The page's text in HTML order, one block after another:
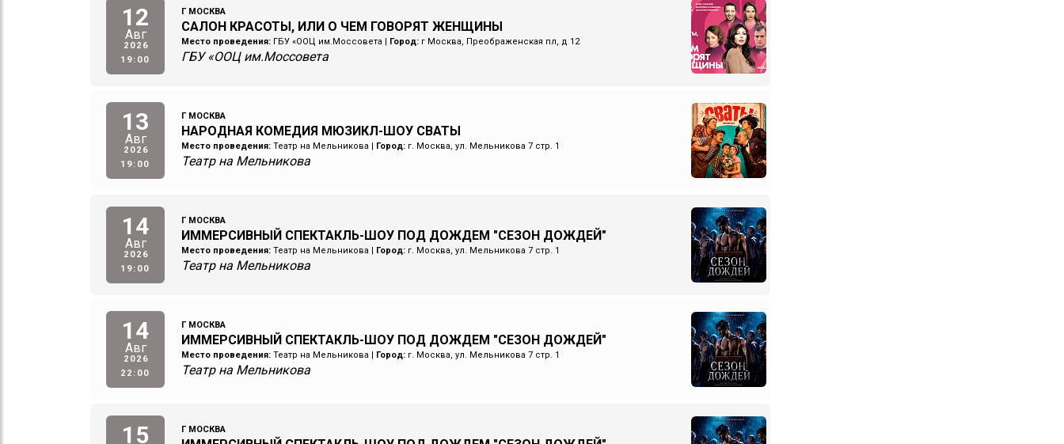
12
Авг
2026
19:00
Г МОСКВА
САЛОН КРАСОТЫ, ИЛИ О ЧЕМ ГОВОРЯТ ЖЕНЩИНЫ
Место проведения:ГБУ «ООЦ им.Моссовета | Город:г Москва, Преображенская пл, д 12
ГБУ «ООЦ им.Моссовета
13
Авг
2026
19:00
Г МОСКВА
НАРОДНАЯ КОМЕДИЯ МЮЗИКЛ-ШОУ СВАТЫ
Место проведения:Театр на Мельникова | Город:г. Москва, ул. Мельникова 7 стр. 1
Театр на Мельникова
14
Авг
2026
19:00
Г МОСКВА
ИММЕРСИВНЫЙ СПЕКТАКЛЬ-ШОУ ПОД ДОЖДЕМ "СЕЗОН ДОЖДЕЙ"
Место проведения:Театр на Мельникова | Город:г. Москва, ул. Мельникова 7 стр. 1
Театр на Мельникова
14
Авг
2026
22:00
Г МОСКВА
ИММЕРСИВНЫЙ СПЕКТАКЛЬ-ШОУ ПОД ДОЖДЕМ "СЕЗОН ДОЖДЕЙ"
Место проведения:Театр на Мельникова | Город:г. Москва, ул. Мельникова 7 стр. 1
Театр на Мельникова
15 Г МОСКВА